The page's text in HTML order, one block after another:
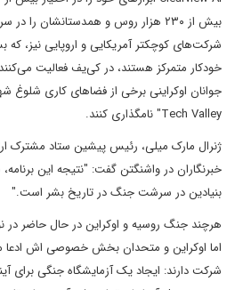
بیش از ۲۳۰ هزار روس و همدستانشان را
شرکت‌های کوچکتر آمریکایی و اروپایی نیز، که
خودکار متمرکز هستند، در کی‌یف فعالیت
Tech Valley" نامگذاری کنند.
ژنرال مارک میلی، رئیس پیشین ستاد مشترک
خبرنگاران در واشنگتن گفت: "نتیجه این
بنیادین در سرشت جنگ در تاریخ بشر است."
هرچند جنگ روسیه و اوکراین در حال حاضر
اما اوکراین و متحدان بخش خصوصی اش ادعا
شرکت دارند: ایجاد یک آزمایشگاه جنگی برای